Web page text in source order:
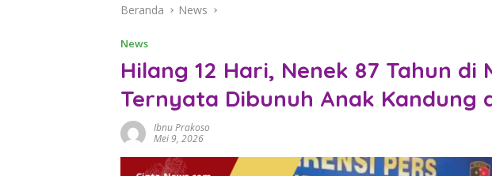
Inspirasi!
Beranda News
News
Hilang 12 Hari, Nenek 87 Tahun di
Ternyata Dibunuh Anak Kandung
Ibnu Prakoso
Mei 9, 2026